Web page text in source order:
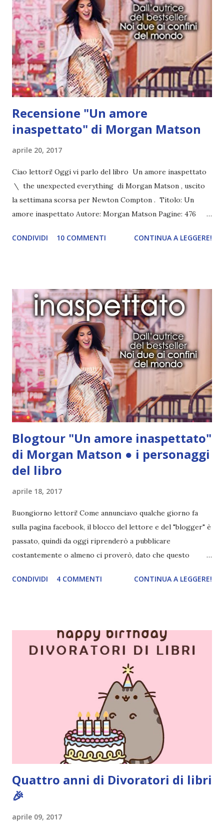
piacevole, seppur alcune cose non mi abbiano convinto. Di
sicuro è uno young adult diverso dai soliti, però
onestamente non mi trovo d'accordo con tutti quelli che
osannano questo libro. ● Per quanto riguarda 1984 , lettura
di marzo\aprile, devo ammettere che non rie...
Recensione "Un amore
inaspettato" di Morgan Matson
aprile 20, 2017
Ciao lettori! Oggi vi parlo del libro Un amore inaspettato
\ the unexpected everything di Morgan Matson , uscito
la settimana scorsa per Newton Compton . Titolo: Un
amore inaspettato Autore: Morgan Matson Pagine: 476
2017 COMPRA SU AMAZON Andie ha pianificato con cura il
è poi tanto difficile, considerando che è un membro del
Congresso e non è mai a casa). In tema di amicizie, poi, si
sente a cavallo: Palmer, Bri, e Toby sono le persone più
straordinarie del pianeta, e squadra che vince non si cambia.
Nessuna indecisione neppure a proposito dell’amore: il suo
motto è mai più di tre settimane con qualcuno. In fondo non
ci sono ragazzi per cui valga la pena di investire più tempo.
L’estate è in arrivo e tutto ...
CONDIVIDI 10 COMMENTI CONTINUA A LEGGERE!
Blogtour "Un amore inaspettato"
di Morgan Matson ● i personaggi
del libro
aprile 18, 2017
Buongiorno lettori! Come annunciavo qualche giorno fa
sulla pagina facebook, il blocco del lettore e del "blogger" è
passato, quindi da oggi riprenderò a pubblicare
costantemente o almeno ci proverò, dato che questo
tappa del blogtour di Un amore inaspettato , il nuovo libro
Everything era un libro che attendevo con ansia e devo
ammettere che non mi sta deludendo. Titolo: Un amore
inaspettato Autore: Morgan Matson Pagine: 476 pagine
Editore: Newton Compton Data di uscita: 11 Aprile 2017
COMPRA SU AMAZON Andie ha pianificato con cura il
proprio futuro. Ha deciso che frequenterà un corso di
specializzazione in Medicina e, per quanto riguarda suo
padre, il piano è quello di evitarlo il più possibile (il che non
è poi tanto difficile, conside...
CONDIVIDI 4 COMMENTI CONTINUA A LEGGERE!
Quattro anni di Divoratori di libri
🎉
aprile 09, 2017